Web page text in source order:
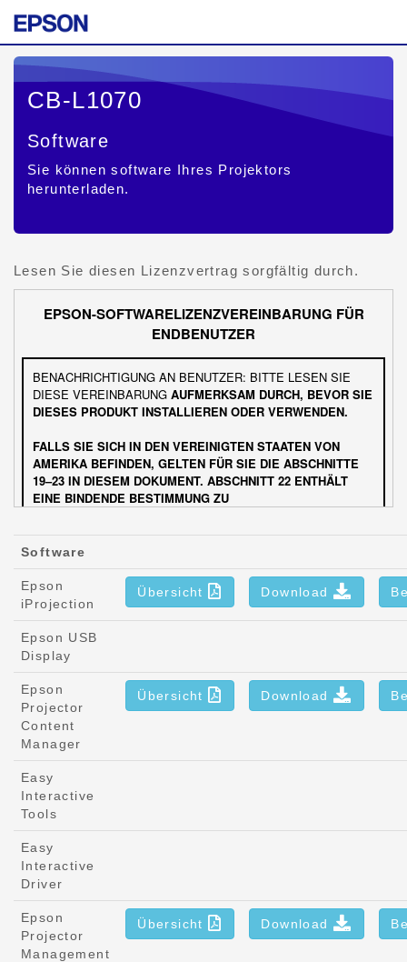
CB-L1070
Software
Sie können software Ihres Projektors
herunterladen.
Lesen Sie diesen Lizenzvertrag sorgfältig durch.
Software
Epson
iProjection
Übersicht Download
Epson USB
Display
Epson
Projector
Content
Manager
Übersicht Download
Easy
Interactive
Tools
Easy
Interactive
Driver
Epson
Projector
Management
Übersicht Download